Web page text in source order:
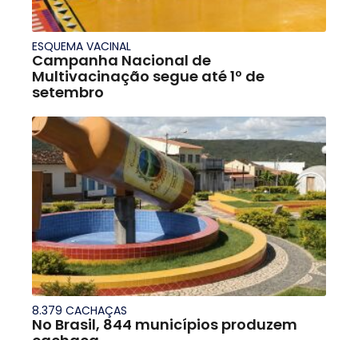
ESQUEMA VACINAL
Campanha Nacional de
Multivacinação segue até 1º de
setembro
8.379 CACHAÇAS
No Brasil, 844 municípios produzem